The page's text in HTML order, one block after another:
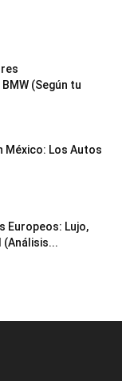
(Según tu
México: Los Autos
Europeos: Lujo,
(Análisis...